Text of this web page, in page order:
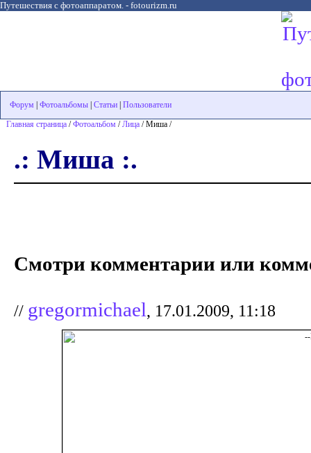
Путешествия с фотоаппаратом. - fotourizm.ru
Форум Фотоальбомы Статьи Пользователи
Главная страница /Фотоальбом /Лица / Миша /
.: Миша :.
Смотри комментарии или
// gregormichael, 17.01.2009, 11:18